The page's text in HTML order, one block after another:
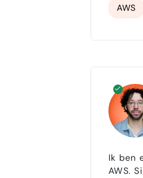
AWS
Ik ben
AWS.